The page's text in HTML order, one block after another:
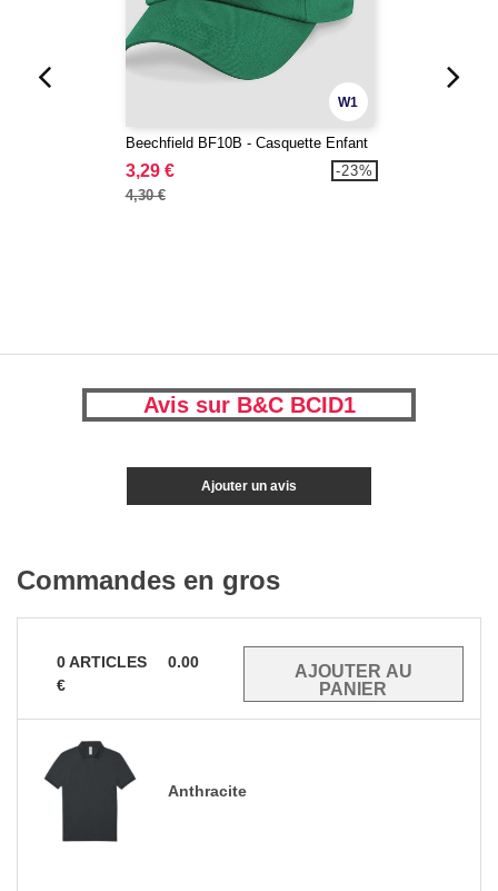
W1
Beechfield BF10B - Casquette Enfant
3,29 €
4,30 €
-23%
Avis sur B&C BCID1
Ajouter un avis
Commandes en gros
0ARTICLES
0.00
€
Anthracite